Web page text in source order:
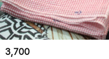
3,700